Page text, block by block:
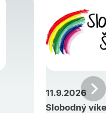
Slobodný
11.9.2026